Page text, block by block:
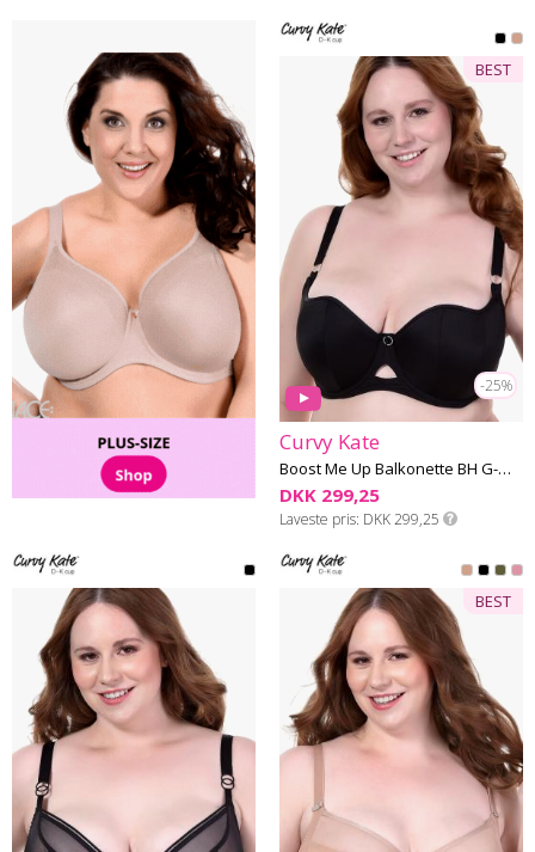
-25%
BEST
Curvy Kate
Boost Me Up Balkonette BH G-M skål
DKK 299,25
Laveste pris DKK 299,25
BEST